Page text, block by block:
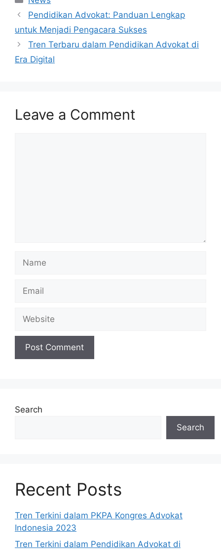
Pendidikan Advokat: Panduan Lengkap
untuk Menjadi Pengacara Sukses
Tren Terbaru dalam Pendidikan Advokat di
Era Digital
Leave a Comment
Search
Search
Recent Posts
Tren Terkini dalam PKPA Kongres Advokat
Indonesia 2023
Tren Terkini dalam Pendidikan Advokat di